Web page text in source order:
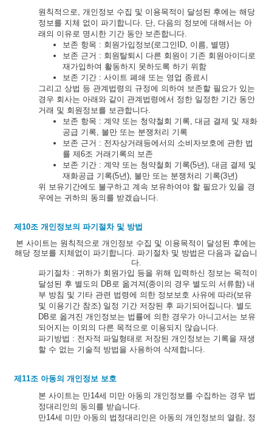
원칙적으로, 개인정보 수집 및 이용목적이 달성된 후에는 해당
정보를 지체 없이 파기합니다. 단, 다음의 정보에 대해서는 아
래의 이유로 명시한 기간 동안 보존합니다.
보존 항목 : 회원가입정보(로그인ID, 이름, 별명)
보존 근거 : 회원탈퇴시 다른 회원이 기존 회원아이디로
재가입하여 활동하지 못하도록 하기 위함
보존 기간 : 사이트 폐쇄 또는 영업 종료시
그리고 상법 등 관계법령의 규정에 의하여 보존할 필요가 있는
경우 회사는 아래와 같이 관계법령에서 정한 일정한 기간 동안
거래 및 회원정보를 보관합니다.
보존 항목 : 계약 또는 청약철회 기록, 대금 결제 및 재화
공급 기록, 불만 또는 분쟁처리 기록
보존 근거 : 전자상거래등에서의 소비자보호에 관한 법
률 제6조 거래기록의 보존
보존 기간 : 계약 또는 청약철회 기록(5년), 대금 결제 및
재화공급 기록(5년), 불만 또는 분쟁처리 기록(3년)
위 보유기간에도 불구하고 계속 보유하여야 할 필요가 있을 경
우에는 귀하의 동의를 받겠습니다.
제10조 개인정보의 파기절차 및 방법
본 사이트는 원칙적으로 개인정보 수집 및 이용목적이 달성된 후에는
해당 정보를 지체없이 파기합니다. 파기절차 및 방법은 다음과 같습니
다.
파기절차 : 귀하가 회원가입 등을 위해 입력하신 정보는 목적이
달성된 후 별도의 DB로 옮겨져(종이의 경우 별도의 서류함) 내
부 방침 및 기타 관련 법령에 의한 정보보호 사유에 따라(보유
및 이용기간 참조) 일정 기간 저장된 후 파기되어집니다. 별도
DB로 옮겨진 개인정보는 법률에 의한 경우가 아니고서는 보유
되어지는 이외의 다른 목적으로 이용되지 않습니다.
파기방법 : 전자적 파일형태로 저장된 개인정보는 기록을 재생
할 수 없는 기술적 방법을 사용하여 삭제합니다.
제11조 아동의 개인정보 보호
본 사이트는 만14세 미만 아동의 개인정보를 수집하는 경우 법
정대리인의 동의를 받습니다.
만14세 미만 아동의 법정대리인은 아동의 개인정보의 열람, 정